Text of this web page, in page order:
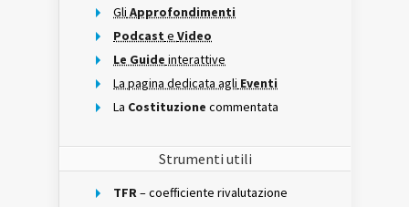
Gli Approfondimenti
Podcast e Video
Le Guide interattive
La pagina dedicata agli Eventi
La Costituzione commentata
Strumenti utili
TFR– coefficiente rivalutazione